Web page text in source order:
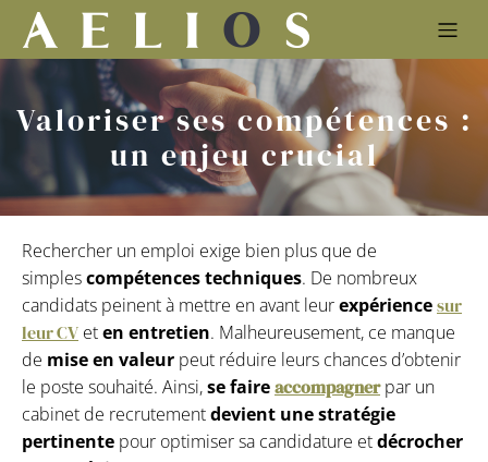
Valoriser ses compétences :
un enjeu crucial
Rechercher un emploi exige bien plus que de
simplescompétences techniques. De nombreux
candidats peinent à mettre en avant leurexpériencesur
leur CV eten entretien. Malheureusement, ce manque
de mise en valeur peut réduire leurs chances d’obtenir
le poste souhaité. Ainsi,se faireaccompagnerpar un
cabinet de recrutementdevient une stratégie
pertinente pour optimiser sa candidature etdécrocher